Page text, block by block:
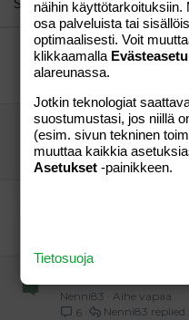
Verdana
Keitto-ohjeita
äiti83-tyttö04
HÄÄKAKKU
sarijoh
Perhe-elämä
4
Musta
Nenni83
Aihe vapaa
6
Nenni83
näihin
osa palveluista tai
optimaalisesti. Voit
klikkaamalla
alareunassa.
Jotkin teknologiat
suostumustasi, jos niillä
(esim. sivun tekninen
muuttaa kaikkia
Asetukset -painikkeen.
Tietosuoja